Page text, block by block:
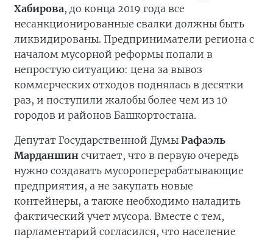
Хабирова, до конца 2019 года все
несанкционированные свалки должны быть
ликвидированы. Предприниматели региона с
началом мусорной реформы попали в
непростую ситуацию: цена за вывоз
коммерческих отходов поднялась в десятки
раз, и поступили жалобы более чем из 10
городов и районов Башкортостана.
Депутат Государственной Думы Рафаэль
Марданшин считает, что в первую очередь
нужно создавать мусороперерабатывающие
предприятия, а не закупать новые
контейнеры, а также необходимо наладить
фактический учет мусора. Вместе с тем,
парламентарий согласился, что население